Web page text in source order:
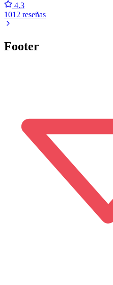
4.3
1012 reseñas
Footer